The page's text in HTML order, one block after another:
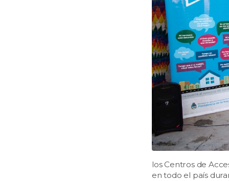
los Centros de
en todo el país